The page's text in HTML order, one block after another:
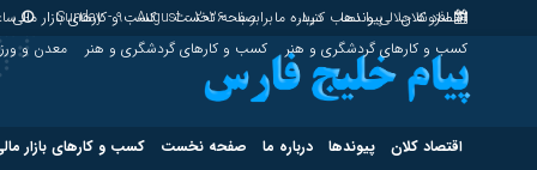
افزونه جلالی را نصب کنید. برابر با : Sunday - 9 - August - 2026 اقتصاد کلان پیوندها درباره ما صفحه نخست کسب و کارهای بازار مالی
کسب و کارهای گردشگری و هنر
کسب و کارهای گردشگری و هنر معدن و
اقتصاد کلان پیوندها درباره ما صفحه نخست کسب و کارهای بازار